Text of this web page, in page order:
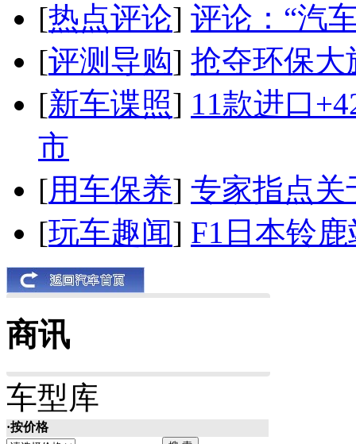
[热点评论] 评论：“汽
[评测导购] 抢夺环保大
[新车谍照] 11款进口
市
[用车保养] 专家指点关
[玩车趣闻] F1日本铃
商讯
车型库
·按价格